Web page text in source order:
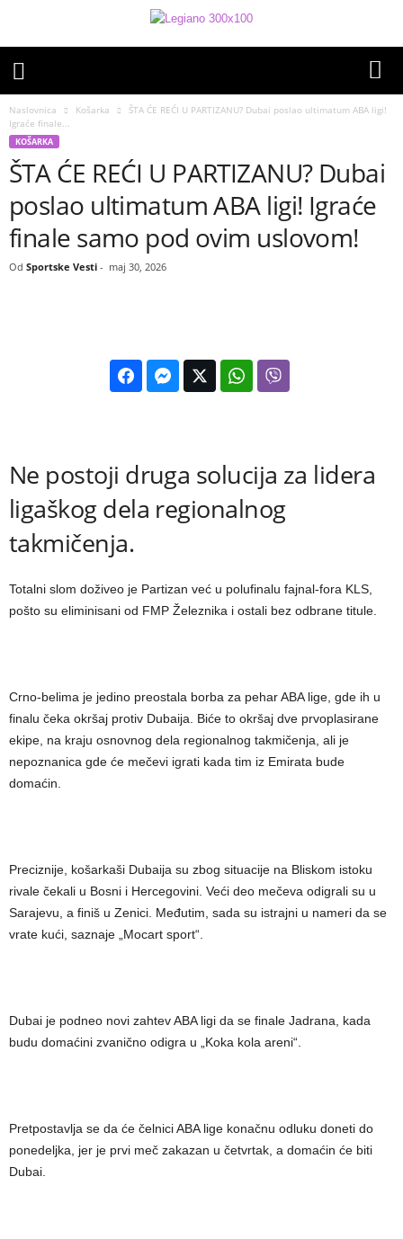
Naslovnica Košarka
ŠTA ĆE REĆI U PARTIZANU? Dubai poslao ultimatum ABA ligi!
Igraće finale...
KOŠARKA
ŠTA ĆE REĆI U PARTIZANU? Dubai
poslao ultimatum ABA ligi! Igraće
finale samo pod ovim uslovom!
Od Sportske Vesti - maj 30, 2026
Ne postoji druga solucija za lidera
ligaškog dela regionalnog
takmičenja.
Totalni slom doživeo je Partizan već u polufinalu fajnal-fora KLS,
pošto su eliminisani od FMP Železnika i ostali bez odbrane titule.
Crno-belima je jedino preostala borba za pehar ABA lige, gde ih u
finalu čeka okršaj protiv Dubaija. Biće to okršaj dve prvoplasirane
ekipe, na kraju osnovnog dela regionalnog takmičenja, ali je
nepoznanica gde će mečevi igrati kada tim iz Emirata bude
domaćin.
Preciznije, košarkaši Dubaija su zbog situacije na Bliskom istoku
rivale čekali u Bosni i Hercegovini. Veći deo mečeva odigrali su u
Sarajevu, a finiš u Zenici. Međutim, sada su istrajni u nameri da se
vrate kući, saznaje „Mocart sport“.
Dubai je podneo novi zahtev ABA ligi da se finale Jadrana, kada
budu domaćini zvanično odigra u „Koka kola areni“.
Pretpostavlja se da će čelnici ABA lige konačnu odluku doneti do
ponedeljka, jer je prvi meč zakazan u četvrtak, a domaćin će biti
Dubai.